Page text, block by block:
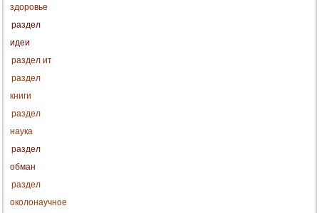
здоровье
раздел
идеи
раздел ит
раздел
книги
раздел
наука
раздел
обман
раздел
околонаучное